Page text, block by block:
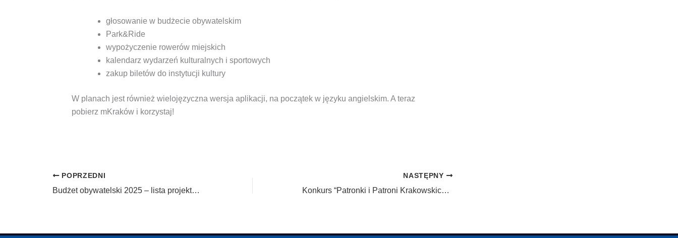
głosowanie w budżecie obywatelskim
Park&Ride
wypożyczenie rowerów miejskich
kalendarz wydarzeń kulturalnych i sportowych
zakup biletów do instytucji kultury
W planach jest również wielojęzyczna wersja aplikacji, na początek w języku angielskim. A teraz
pobierz mKraków i korzystaj!
POPRZEDNI
Budżet obywatelski 2025 – lista projektów już gotowa
NASTĘPNY
Konkurs “Patronki i Patroni Krakowskich Ulic”